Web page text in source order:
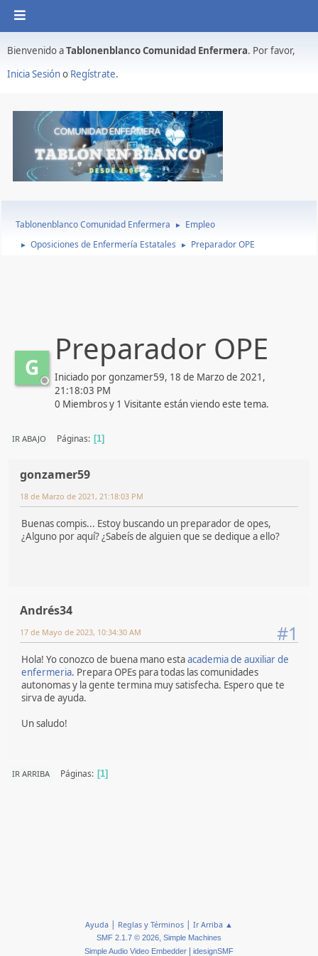
Bienvenido aTablonenblanco Comunidad Enfermera. Por favor,
Inicia Sesióno Regístrate.
Tablonenblanco Comunidad Enfermera ► Empleo
► Oposiciones de Enfermería Estatales ► Preparador OPE
G Preparador OPE
Iniciado por gonzamer59, 18 de Marzo de 2021,
21:18:03 PM
0 Miembros y 1 Visitante están viendo este tema.
IR ABAJO Páginas 1
gonzamer59
18 de Marzo de 2021, 21:18:03 PM
Buenas compis... Estoy buscando un preparador de opes,
¿Alguno por aquí? ¿Sabeís de alguien que se dedique a ello?
Andrés34
#1
17 de Mayo de 2023, 10:34:30 AM
Hola! Yo conozco de buena mano estaacademia de auxiliar de
enfermeria. Prepara OPEs para todas las comunidades
autonomas y la gente termina muy satisfecha. Espero que te
sirva de ayuda.
Un saludo!
IR ARRIBA Páginas 1
Ayuda | Reglas y Términos | Ir Arriba ▲
SMF 2.1.7 © 2026, Simple Machines
Simple Audio Video Embedder
idesignSMF